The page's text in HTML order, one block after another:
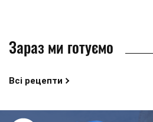
Зараз ми готуємо
Всі рецепти